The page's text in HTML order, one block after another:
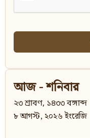
আজ - শনিবার
২৩ শ্রাবণ, ১৪৩৩ বঙ্গাব্দ
৮ আগস্ট, ২০২৬ ইংরেজি